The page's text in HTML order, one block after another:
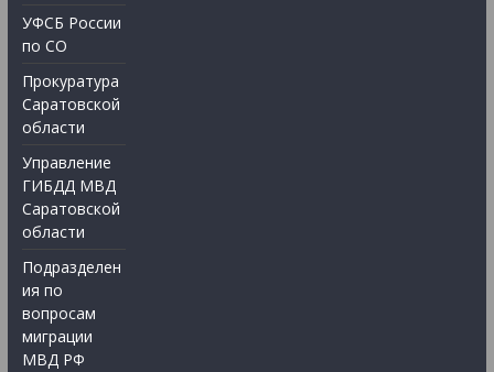
УФСБ России
по СО
Прокуратура
Саратовской
области
Управление
ГИБДД МВД
Саратовской
области
Подразделен
ия по
вопросам
миграции
МВД РФ